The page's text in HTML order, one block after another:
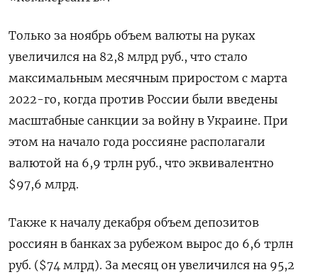
Только за ноябрь объем валюты на руках
увеличился на 82,8 млрд руб., что стало
максимальным месячным приростом с марта
2022-го, когда против России были введены
масштабные санкции за войну в Украине. При
этом на начало года россияне располагали
валютой на 6,9 трлн руб., что эквивалентно
$97,6 млрд.
Также к началу декабря объем депозитов
россиян в банках за рубежом вырос до 6,6 трлн
руб. ($74 млрд). За месяц он увеличился на 95,2